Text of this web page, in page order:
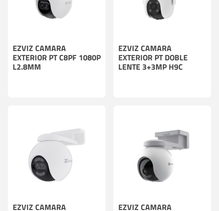
EZVIZ CAMARA
EXTERIOR PT C8PF 1080P
L2.8MM
EZVIZ CAMARA
EXTERIOR PT DOBLE
LENTE 3+3MP H9C
EZVIZ CAMARA EZVIZ CAMARA